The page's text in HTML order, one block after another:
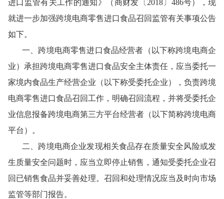
进口监管有关工作的通知》（商财发〔 2018〕486号），现
就进一步加强跨境电商零售进口食品召回监管有关事项公告
如下。
一、跨境电商零售进口食品经营者（以下称跨境电商企
业）承担跨境电商零售进口食品安全主体责任，应当委托一
家境内食品生产经营企业（以下称受委托企业），负责跨境
电商零售进口食品召回工作，明确召回流程，并将受委托企
业信息报备跨境电商第三方平台经营者（以下简称跨境电商
平台）。
二、跨境电商企业发现相关食品存在质量安全风险或发
生质量安全问题时，应当立即停止销售，通知受委托企业召
回已销售食品并妥善处理。召回和处理情况应当及时向市场
监管等部门报告。